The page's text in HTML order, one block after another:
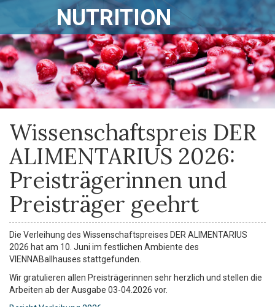
NUTRITION
Wissenschaftspreis DER
ALIMENTARIUS 2026:
Preisträgerinnen und
Preisträger geehrt
Die Verleihung des Wissenschaftspreises DER ALIMENTARIUS
2026 hat am 10. Juni im festlichen Ambiente des
VIENNABallhauses stattgefunden.
Wir gratulieren allen Preisträgerinnen sehr herzlich und stellen die
Arbeiten ab der Ausgabe 03-04.2026 vor.